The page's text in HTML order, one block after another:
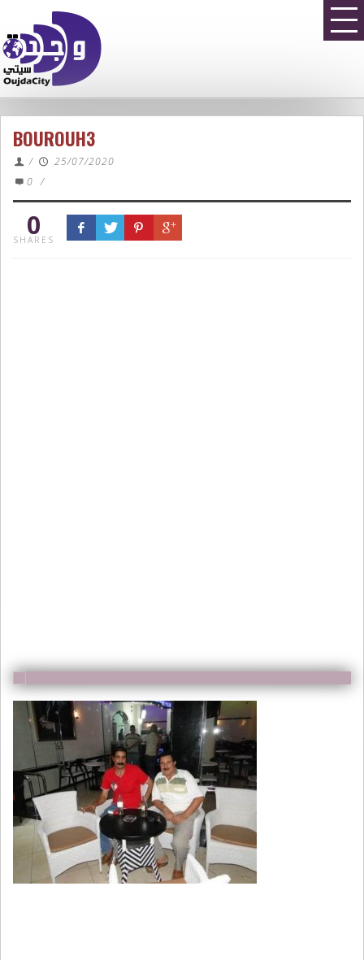
BOUROUH3
/
25/07/2020
0 /
0
SHARES